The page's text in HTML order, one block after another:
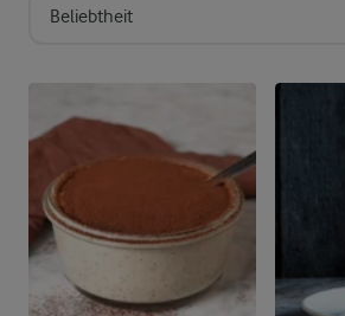
Beliebtheit